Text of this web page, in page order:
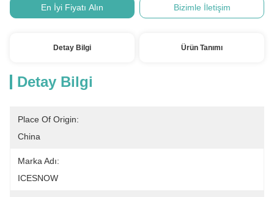
En İyi Fiyatı Alın Bizimle İletişim
Detay Bilgi Ürün Tanımı
Detay Bilgi
Place Of Origin:
China
Marka Adı:
ICESNOW